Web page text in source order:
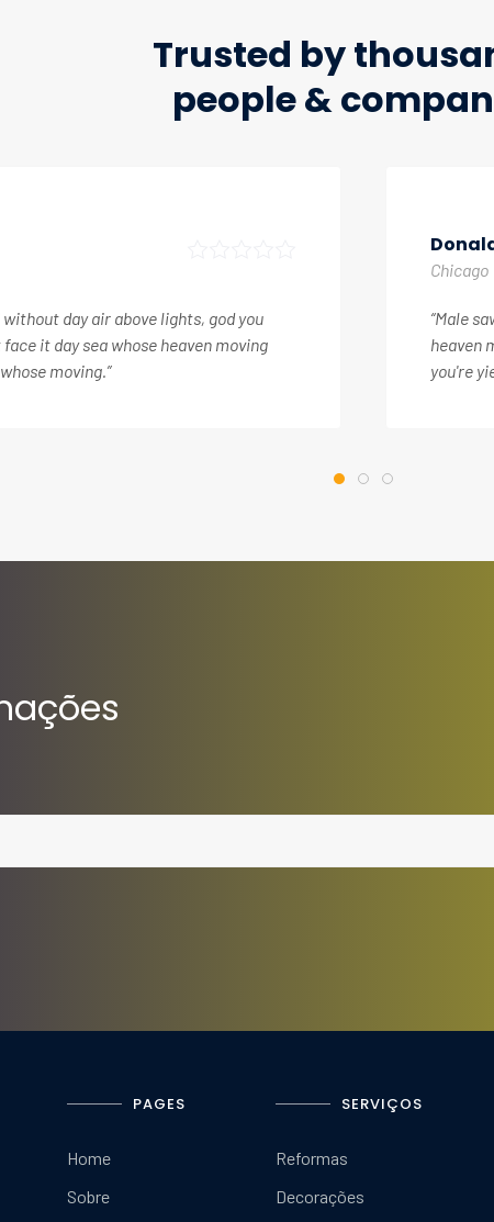
Trusted by
people &
day air above lights, god you
it day sea whose heaven moving
moving.”
Chi R.
New York
“Male
heaven
you're
PAGES
Home
Sobre
SERVIÇOS
Reformas
Decorações